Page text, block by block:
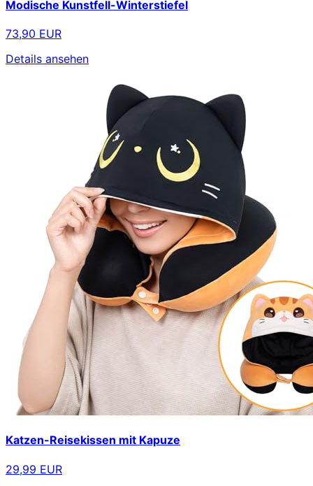
Modische Kunstfell-Winterstiefel
73,90 EUR
Details ansehen
Katzen-Reisekissen mit Kapuze
29,99 EUR